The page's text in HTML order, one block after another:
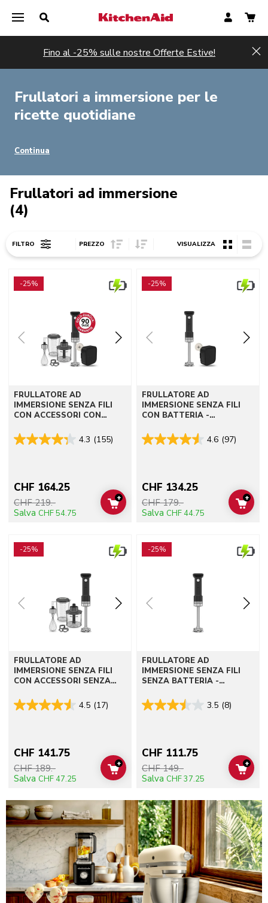
Fino al -25% sulle nostre Offerte Estive!
Frullatori a immersione per le
ricette quotidiane
Continua
Frullatori ad immersione
(4)
FILTRO PREZZO Sort Price ascending
Sort Price descending
VISUALIZZA
-25%
FRULLATORE AD
IMMERSIONE SENZA FILI
CON ACCESSORI CON
GO
4.3 (155)
CHF 164.25
CHF 219.-
Salva CHF 54.75
ADD TO CART
+
-25%
FRULLATORE AD
IMMERSIONE SENZA FILI
CON BATTERIA -
4.6 (97)
CHF 134.25
CHF 179.-
Salva CHF 44.75
ADD
+
-25%
FRULLATORE AD
IMMERSIONE SENZA FILI
CON ACCESSORI SENZA
GO
4.5 (17)
CHF 141.75
CHF 189.-
Salva CHF 47.25
ADD TO CART
+
-25%
FRULLATORE AD
IMMERSIONE SENZA FILI
SENZA BATTERIA -
3.5 (8)
CHF 111.75
CHF 149.-
Salva CHF 37.25
ADD
+